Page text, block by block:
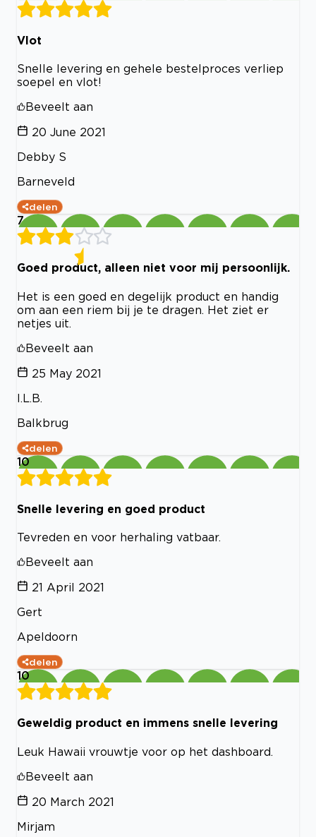
Vlot
Snelle levering en gehele bestelproces verliep
soepel en vlot!
Beveelt aan
20 June 2021
Debby S
Barneveld
delen
7
Goed product, alleen niet voor mij persoonlijk.
Het is een goed en degelijk product en handig
om aan een riem bij je te dragen. Het ziet er
netjes uit.
Beveelt aan
25 May 2021
I.L.B.
Balkbrug
delen
10
Snelle levering en goed product
Tevreden en voor herhaling vatbaar.
Beveelt aan
21 April 2021
Gert
Apeldoorn
delen
10
Geweldig product en immens snelle levering
Leuk Hawaii vrouwtje voor op het dashboard.
Beveelt aan
20 March 2021
Mirjam